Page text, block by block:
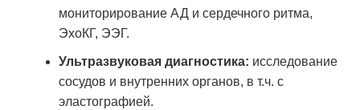
мониторирование АД и сердечного ритма,
ЭхоКГ, ЭЭГ.
Ультразвуковая диагностика: исследование
сосудов и внутренних органов, в т.ч. с
эластографией.